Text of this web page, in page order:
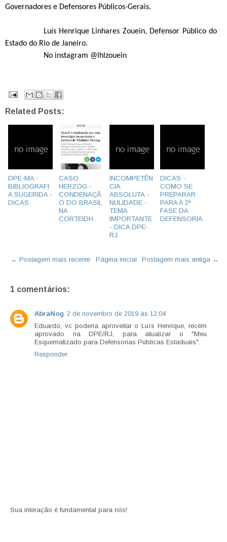
Governadores e Defensores Públicos-Gerais.
Luís Henrique Linhares Zouein, Defensor Público do
Estado do Rio de Janeiro.
No instagram @lhlzouein
Related Posts:
DPE-MA -
BIBLIOGRAFI
A SUGERIDA -
DICAS
CASO
HERZOG -
CONDENAÇÃ
O DO BRASIL
NA
CORTEIDH
INCOMPETÊN
CIA
ABSOLUTA -
NULIDADE -
TEMA
IMPORTANTE
- DICA DPE-
RJ
DICAS -
COMO SE
PREPARAR
PARA A 2ª
FASE DA
DEFENSORIA
← Postagem mais recente Postagem mais antiga →
Página inicial
1 comentários:
AbraNog 2 de novembro de 2019 às 12:04
Eduardo, vc poderia aproveitar o Luís Henrique, recém
aprovado na DPE/RJ, para atualizar o "Meu
Esquematizado para Defensorias Públicas Estaduais".
Responder
Sua interação é fundamental para nós!